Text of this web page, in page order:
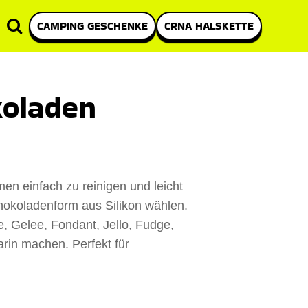
CAMPING GESCHENKE CRNA HALSKETTE
einfach zu reinigen und leicht
aus Silikon wählen.
Gelee, Fondant, Jello, Fudge,
machen. Perfekt für